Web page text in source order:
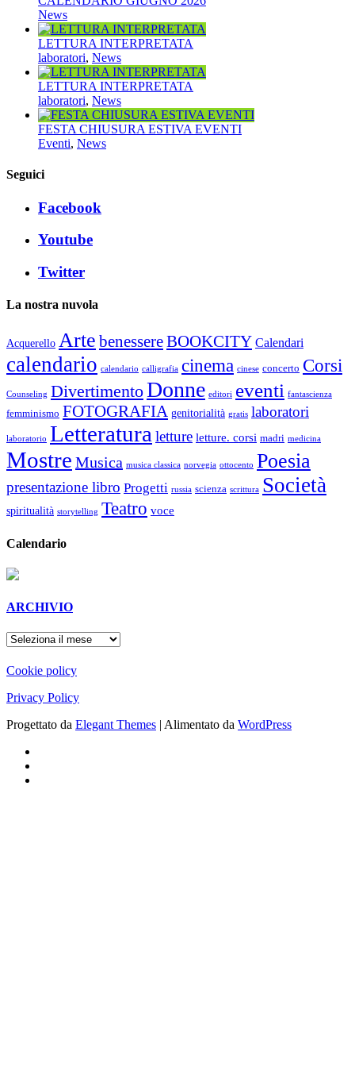
News
LETTURA INTERPRETATA
laboratori, News
LETTURA INTERPRETATA
laboratori, News
FESTA CHIUSURA ESTIVA EVENTI
Eventi, News
Seguici
Facebook
Youtube
Twitter
La nostra nuvola
Acquerello Arte benessereBOOKCITY Calendari
calendario calendario calligrafia cinema cinese concerto Corsi
Counseling DivertimentoDonne editori eventi fantascienza
femminismo FOTOGRAFIA genitorialità gratis laboratori
laboratorio Letteraturaletture letture. corsi madri medicina
Mostre Musica musica classica norvegia ottocento Poesia
presentazione libro Progetti russia scienza scrittura Società
spiritualità storytelling Teatro voce
Calendario
ARCHIVIO
ARCHIVIO
Cookie policy
Privacy Policy
Progettato da Elegant Themes | Alimentato da WordPress